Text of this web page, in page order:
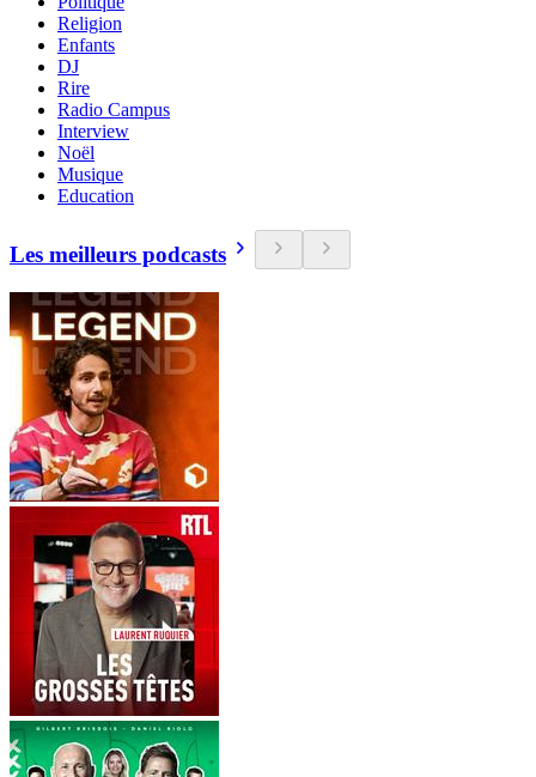
Religion
Enfants
DJ
Rire
Radio Campus
Interview
Noël
Musique
Education
Les meilleurs podcasts